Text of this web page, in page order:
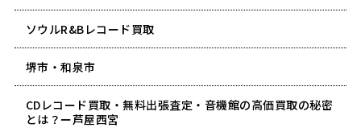
ソウルR&Bレコード買取
堺市・和泉市
CDレコード買取・無料出張査定・音機館の高価買取の秘密
とは？ー芦屋西宮